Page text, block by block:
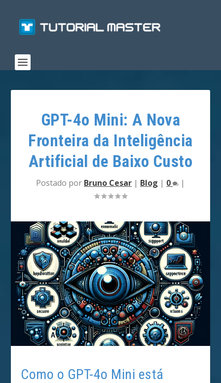
GPT-4o Mini: A Nova
Fronteira da Inteligência
Artificial de Baixo Custo
Postado por Bruno Cesar | Blog | 0 |
Como o GPT-4o Mini está